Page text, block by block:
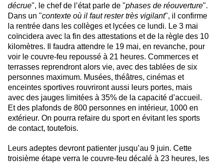
décrue", le chef de l’état parle de "phases de réouverture".
Dans un "contexte où il faut rester très vigilant", il confirme
la rentrée dans les collèges et lycées ce lundi. Le 3 mai
coïncidera avec la fin des attestations et de la règle des 10
kilomètres. Il faudra attendre le 19 mai, en revanche, pour
voir le couvre-feu repoussé à 21 heures. Commerces et
terrasses reprendront alors vie, avec des tablées de six
personnes maximum. Musées, théâtres, cinémas et
enceintes sportives rouvriront aussi leurs portes, mais
avec des jauges limitées à 35% de la capacité d’accueil.
Et des plafonds de 800 personnes en intérieur, 1000 en
extérieur. On pourra refaire du sport en évitant les sports
de contact, toutefois.
Leurs adeptes devront patienter jusqu’au 9 juin. Cette
troisième étape verra le couvre-feu décalé à 23 heures, les